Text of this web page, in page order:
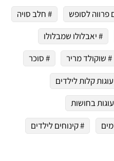
פרווה לסופש
# חלב סויה
# יאבלולו שמבלולו
# שוקולד מריר
# סוכר
קלות לילדים
בחושות
# קינוחים לילדים